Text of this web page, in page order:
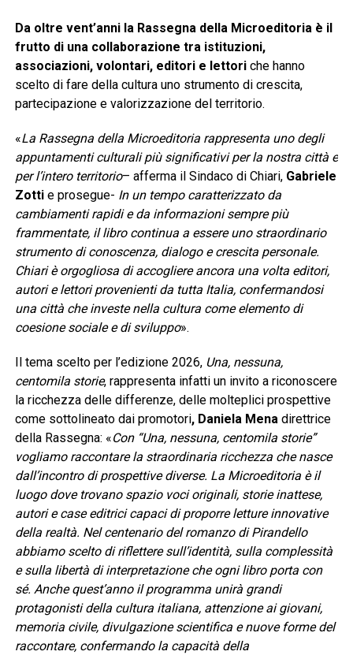
Da oltre vent’anni la Rassegna della Microeditoria è il
frutto di una collaborazione tra istituzioni,
associazioni, volontari, editori e lettoriche hanno
scelto di fare della cultura uno strumento di crescita,
partecipazione e valorizzazione del territorio.
«La Rassegna della Microeditoria rappresenta uno degli
appuntamenti culturali più significativi per la nostra città e
per l’intero territorio– afferma il Sindaco di Chiari, Gabriele
Zotti e prosegue- In un tempo caratterizzato da
cambiamenti rapidi e da informazioni sempre più
frammentate, il libro continua a essere uno straordinario
strumento di conoscenza, dialogo e crescita personale.
Chiari è orgogliosa di accogliere ancora una volta editori,
autori e lettori provenienti da tutta Italia, confermandosi
una città che investe nella cultura come elemento di
coesione sociale e di sviluppo».
Il tema scelto per l’edizione 2026, Una, nessuna,
centomila storie, rappresenta infatti un invito a riconoscere
la ricchezza delle differenze, delle molteplici prospettive
come sottolineato dai promotori, Daniela Menadirettrice
della Rassegna: «Con “Una, nessuna, centomila storie”
vogliamo raccontare la straordinaria ricchezza che nasce
dall’incontro di prospettive diverse. La Microeditoria è il
luogo dove trovano spazio voci originali, storie inattese,
autori e case editrici capaci di proporre letture innovative
della realtà. Nel centenario del romanzo di Pirandello
abbiamo scelto di riflettere sull’identità, sulla complessità
e sulla libertà di interpretazione che ogni libro porta con
sé. Anche quest’anno il programma unirà grandi
protagonisti della cultura italiana, attenzione ai giovani,
memoria civile, divulgazione scientifica e nuove forme del
raccontare, confermando la capacità della